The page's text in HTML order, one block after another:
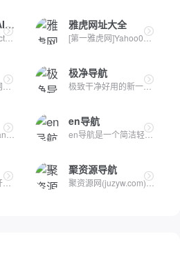
AI产品库官网 - AIProductHub
AI产品库（AIproducthub）是一个专注于AI产品收录与分享的网站...
雅虎网址大全
[第一雅虎网]Yahoo001.com目录之家是全人工编辑的网站分类目录...
初夏导航，领先的网址目录大全网站；收录互联网上现存的精品网...
极净导航
极致干净好用的新一代上网导航，无广告，零打扰，不收集用户隐...
元圣导航网(nav.yuansage.com)专为程序员、站长、运维工程师打...
en导航
en导航是一个简洁轻量的免费资源站点,收集了优质免费的资源工具...
分类目录网是一个开放式优质网站分类目录网址大全库，致力于收...
聚资源导航
聚资源网(juzyw.com)，是一家聚合了全网资源的网址导航网站，只...